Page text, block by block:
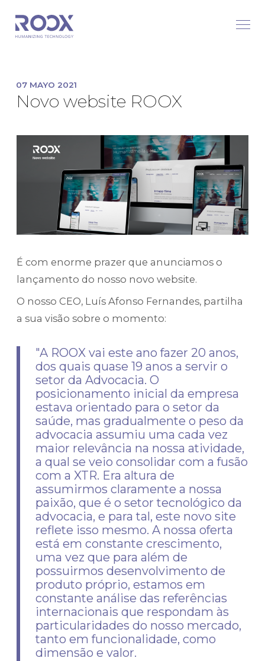
07 MAYO 2021
Novo website ROOX
É com enorme prazer que anunciamos o
lançamento do nosso novo website.
O nosso CEO, Luís Afonso Fernandes, partilha
a sua visão sobre o momento:
"A ROOX vai este ano fazer 20 anos,
dos quais quase 19 anos a servir o
setor da Advocacia. O
posicionamento inicial da empresa
estava orientado para o setor da
saúde, mas gradualmente o peso da
advocacia assumiu uma cada vez
maior relevância na nossa atividade,
a qual se veio consolidar com a fusão
com a XTR. Era altura de
assumirmos claramente a nossa
paixão, que é o setor tecnológico da
advocacia, e para tal, este novo site
reflete isso mesmo. A nossa oferta
está em constante crescimento,
uma vez que para além de
possuirmos desenvolvimento de
produto próprio, estamos em
constante análise das referências
internacionais que respondam às
particularidades do nosso mercado,
tanto em funcionalidade, como
dimensão e valor.